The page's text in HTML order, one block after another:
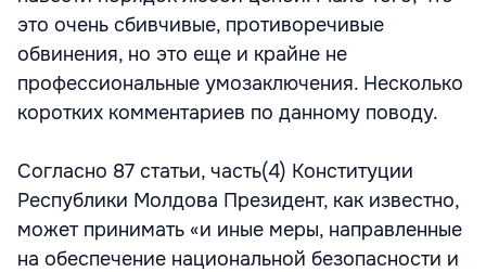
это очень сбивчивые, противоречивые
обвинения, но это еще и крайне не
профессиональные умозаключения. Несколько
коротких комментариев по данному поводу.
Согласно 87 статьи, часть(4) Конституции
Республики Молдова Президент, как известно,
может принимать «и иные меры, направленные
на обеспечение национальной безопасности и